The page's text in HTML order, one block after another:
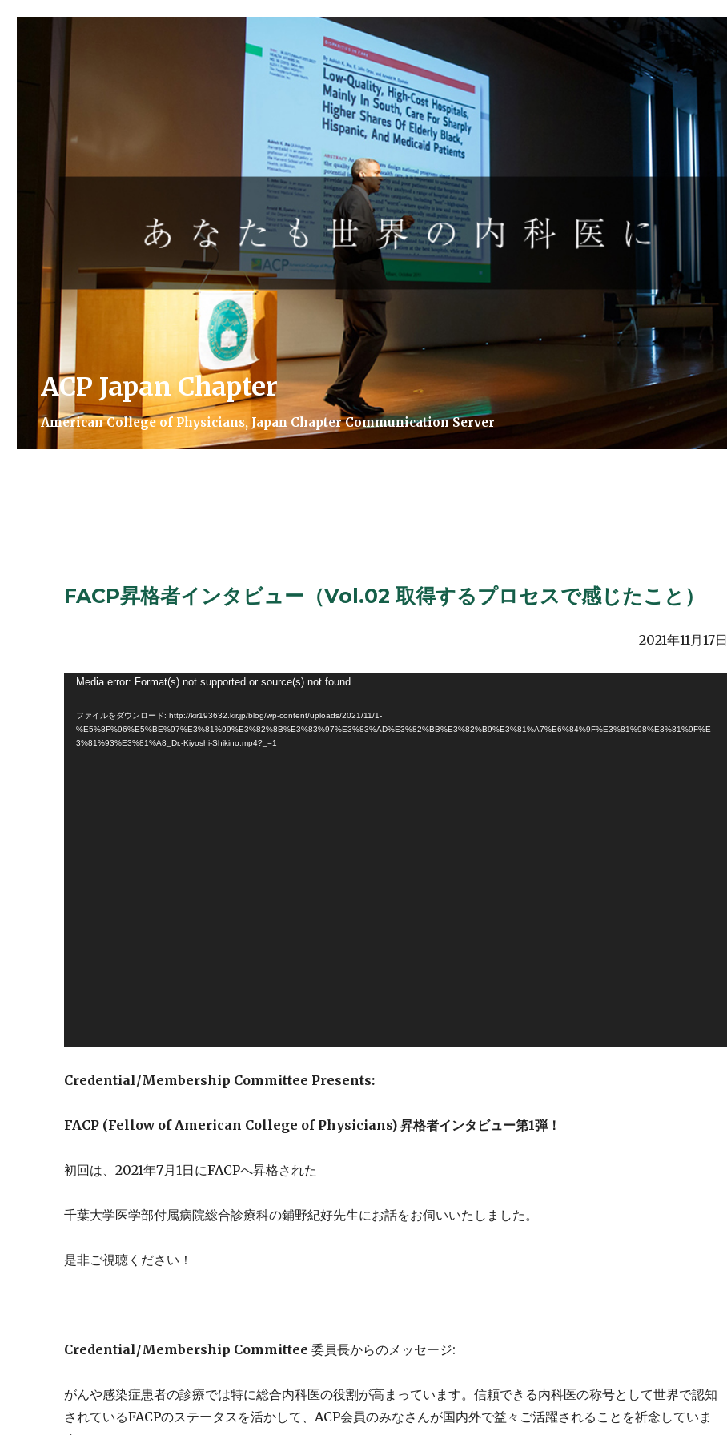
ACP Japan Chapter
American College of Physicians, Japan Chapter Communication Server
FACP昇格者インタビュー（Vol.02 取得するプロセスで感じたこと）
2021年11月17日
プ
Media error: Format(s) not supported or source(s) not found
ファイルをダウンロード: http://kir193632.kir.jp/blog/wp-content/uploads/2021/11/1-
%E5%8F%96%E5%BE%97%E3%81%99%E3%82%8B%E3%83%97%E3%83%AD%E3%82%BB%E3%82%B9%E3%81%A7%E6%84%9F%E3%81%98%E3%81%9F%E
3%81%93%E3%81%A8_Dr.-Kiyoshi-Shikino.mp4?_=1
Credential/Membership Committee Presents:
FACP (Fellow of American College of Physicians) 昇格者インタビュー第1弾！
初回は、2021年7月1日にFACPへ昇格された
千葉大学医学部付属病院総合診療科の鋪野紀好先生にお話をお伺いいたしました。
是非ご視聴ください！
Credential/Membership Committee 委員長からのメッセージ:
がんや感染症患者の診療では特に総合内科医の役割が高まっています。信頼できる内科医の称号として世界で認知
されているFACPのステータスを活かして、ACP会員のみなさんが国内外で益々ご活躍されることを祈念していま